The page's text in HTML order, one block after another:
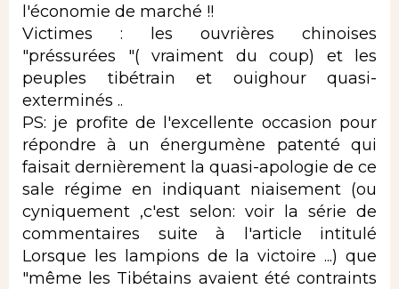
l'économie de marché !!
Victimes : les ouvrières chinoises
"préssurées "( vraiment du coup) et les
peuples tibétrain et ouighour quasi-
exterminés ..
PS: je profite de l'excellente occasion pour
répondre à un énergumène patenté qui
faisait dernièrement la quasi-apologie de ce
sale régime en indiquant niaisement (ou
cyniquement ,c'est selon: voir la série de
commentaires suite à l'article intitulé
Lorsque les lampions de la victoire ...) que
"même les Tibétains avaient été contraints